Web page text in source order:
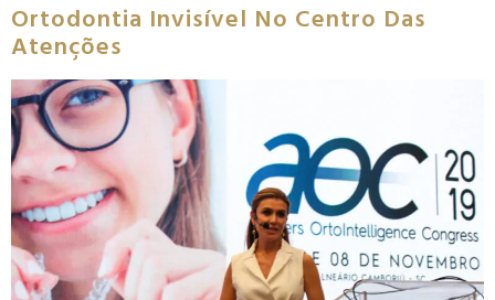
Ortodontia Invisível No Centro Das
Atenções